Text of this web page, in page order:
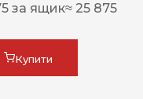
за ящик≈ 25 875
Купити